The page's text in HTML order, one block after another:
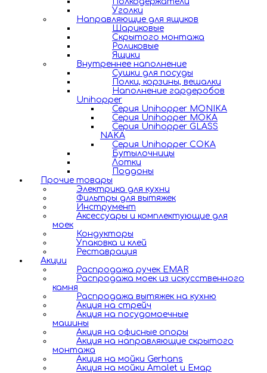
Уголки
Направляющие для ящиков
Шариковые
Скрытого монтажа
Роликовые
Ящики
Внутреннее наполнение
Сушки для посуды
Полки, корзины, вешалки
Наполнение гардеробов
Unihopper
Серия Unihopper MONIKA
Серия Unihopper MOKA
Серия Unihopper GLASS
NAKA
Серия Unihopper COKA
Бутылочницы
Лотки
Поддоны
Прочие товары
Электрика для кухни
Фильтры для вытяжек
Инструмент
Аксессуары и комплектующие для
моек
Кондукторы
Упаковка и клей
Реставрация
Акции
Распродажа ручек EMAR
Распродажа моек из искусственного
камня
Распродажа вытяжек на кухню
Акция на стрейч
Акция на посудомоечные
машины
Акция на офисные опоры
Акция на направляющие скрытого
монтажа
Акция на мойки Gerhans
Акция на мойки Amalet и Емар